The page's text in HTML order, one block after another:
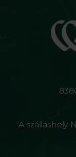
A szálláshely